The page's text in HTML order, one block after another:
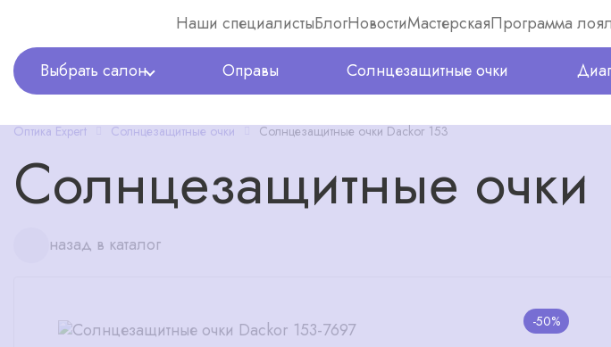
Наши специалистыБлогНовостиМастерскаяПрограмма
Выбрать салон Оправы Солнцезащитные очки
Оптика Expert Солнцезащитные очки Солнцезащитные очки Dackor 153
Солнцезащитные очки
назад в каталог
-50%